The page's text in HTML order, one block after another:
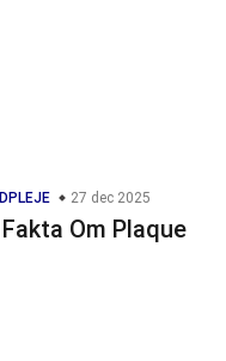
27 dec 2025
Om Plaque